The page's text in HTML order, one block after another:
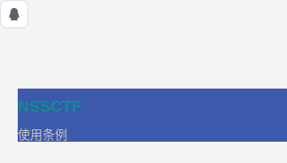
NSSCTF
使用条例